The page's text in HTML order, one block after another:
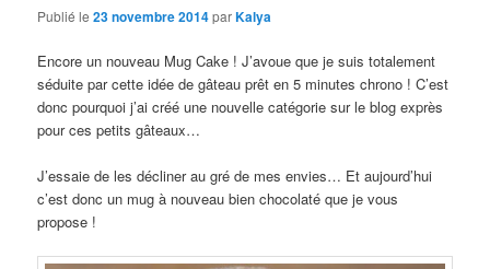
Publié le23 novembre 2014parKalya
Encore un nouveau Mug Cake ! J’avoue que je suis totalement
séduite par cette idée de gâteau prêt en 5 minutes chrono ! C’est
donc pourquoi j’ai créé une nouvelle catégorie sur le blog exprès
pour ces petits gâteaux…
J’essaie de les décliner au gré de mes envies… Et aujourd’hui
c’est donc un mug à nouveau bien chocolaté que je vous
propose !